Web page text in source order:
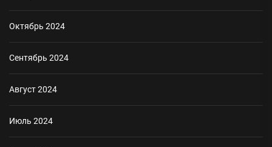
Октябрь 2024
Сентябрь 2024
Август 2024
Июль 2024